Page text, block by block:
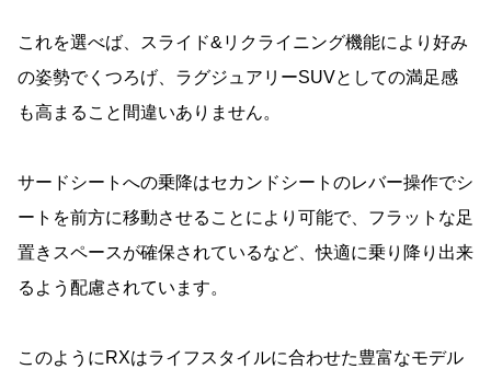
これを選べば、スライド&リクライニング機能により好み
の姿勢でくつろげ、ラグジュアリーSUVとしての満足感
も高まること間違いありません。
サードシートへの乗降はセカンドシートのレバー操作でシ
ートを前方に移動させることにより可能で、フラットな足
置きスペースが確保されているなど、快適に乗り降り出来
るよう配慮されています。
このようにRXはライフスタイルに合わせた豊富なモデル